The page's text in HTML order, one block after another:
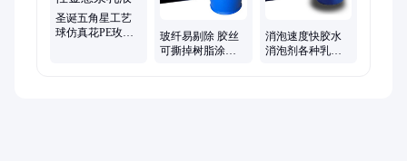
圣诞五角星工艺
球仿真花PE玫瑰
玻纤易剔除 胶丝
可撕掉树脂涂料
消泡速度快胶水
消泡剂各种乳液